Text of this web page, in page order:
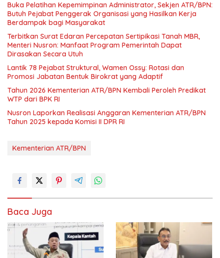
Buka Pelatihan Kepemimpinan Administrator, Sekjen ATR/BPN:
Butuh Pejabat Penggerak Organisasi yang Hasilkan Kerja
Berdampak bagi Masyarakat
Terbitkan Surat Edaran Percepatan Sertipikasi Tanah MBR,
Menteri Nusron: Manfaat Program Pemerintah Dapat
Dirasakan Secara Utuh
Lantik 78 Pejabat Struktural, Wamen Ossy: Rotasi dan
Promosi Jabatan Bentuk Birokrat yang Adaptif
Tahun 2026 Kementerian ATR/BPN Kembali Peroleh Predikat
WTP dari BPK RI
Nusron Laporkan Realisasi Anggaran Kementerian ATR/BPN
Tahun 2025 kepada Komisi II DPR RI
Kementerian ATR/BPN
Baca Juga